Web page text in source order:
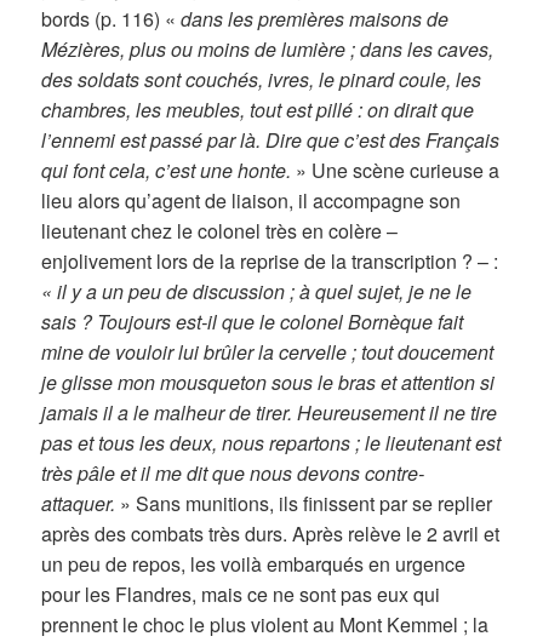
bords (p. 116) «dans les premières maisons de
Mézières, plus ou moins de lumière ; dans les caves,
des soldats sont couchés, ivres, le pinard coule, les
chambres, les meubles, tout est pillé : on dirait que
l’ennemi est passé par là. Dire que c’est des Français
qui font cela, c’est une honte. » Une scène curieuse a
lieu alors qu’agent de liaison, il accompagne son
lieutenant chez le colonel très en colère –
enjolivement lors de la reprise de la transcription ? – :
« il y a un peu de discussion ; à quel sujet, je ne le
sais ? Toujours est-il que le colonel Bornèque fait
mine de vouloir lui brûler la cervelle ; tout doucement
je glisse mon mousqueton sous le bras et attention si
jamais il a le malheur de tirer. Heureusement il ne tire
pas et tous les deux, nous repartons ; le lieutenant est
très pâle et il me dit que nous devons contre-
attaquer. » Sans munitions, ils finissent par se replier
après des combats très durs. Après relève le 2 avril et
un peu de repos, les voilà embarqués en urgence
pour les Flandres, mais ce ne sont pas eux qui
prennent le choc le plus violent au Mont Kemmel ; la